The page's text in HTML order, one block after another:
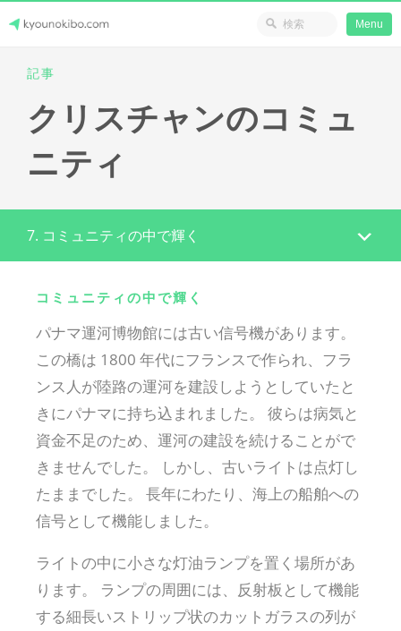
content
Japanese Journey Online
Menu
記事
クリスチャンのコミュ
ニティ
7. コミュニティの中で輝く
コミュニティの中で輝く
パナマ運河博物館には古い信号機があります。
この橋は 1800 年代にフランスで作られ、フラ
ンス人が陸路の運河を建設しようとしていたと
きにパナマに持ち込まれました。 彼らは病気と
資金不足のため、運河の建設を続けることがで
きませんでした。 しかし、古いライトは点灯し
たままでした。 長年にわたり、海上の船舶への
信号として機能しました。
ライトの中に小さな灯油ランプを置く場所があ
ります。 ランプの周囲には、反射板として機能
する細長いストリップ状のカットガラスの列が